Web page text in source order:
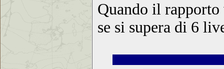
Quando il
se si supera di 6